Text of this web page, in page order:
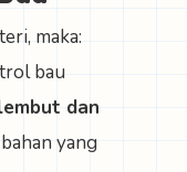
maka:
bau
dan
yang